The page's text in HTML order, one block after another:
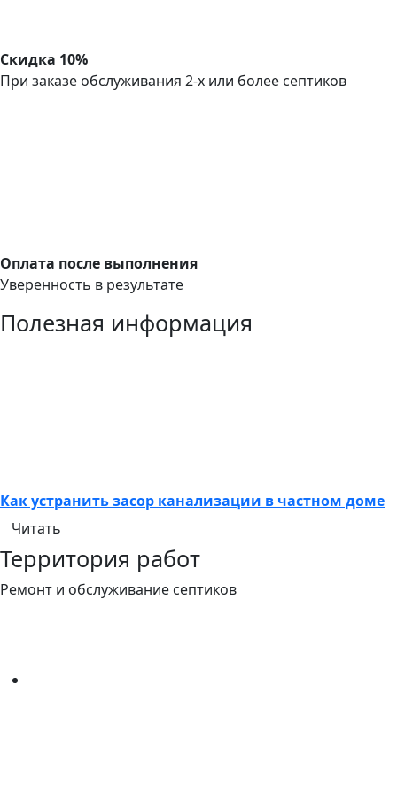
Скидка 10%
При заказе обслуживания 2-х или более септиков
Оплата после выполнения
Уверенность в результате
Полезная информация
Как устранить засор канализации в частном доме
Читать
Территория работ
Ремонт и обслуживание септиков